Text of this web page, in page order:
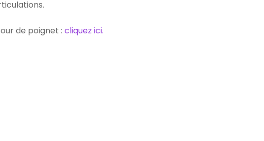
de poignet : cliquez ici.